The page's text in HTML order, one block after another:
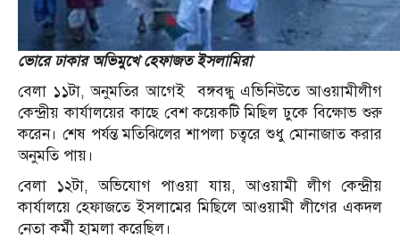
ভোরে ঢাকার অভিমুখে হেফাজত ইসলামিরা
বেলা ১১টা, অনুমতির আগেই বঙ্গবন্ধু এভিনিউতে আওয়ামীলীগ
কেন্দ্রীয় কার্যালয়ের কাছে বেশ কয়েকটি মিছিল ঢুকে বিক্ষোভ শুরু
করেন। শেষ পর্যন্ত মতিঝিলের শাপলা চত্বরে শুধু মোনাজাত করার
অনুমতি পায়।
বেলা ১২টা, অভিযোগ পাওয়া যায়, আওয়ামী লীগ কেন্দ্রীয়
কার্যালয়ে হেফাজতে ইসলামের মিছিলে আওয়ামী লীগের একদল
নেতা কর্মী হামলা করেছিল।